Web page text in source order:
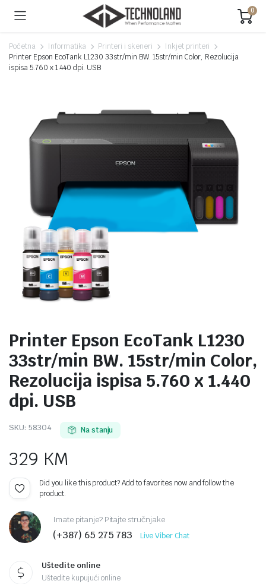
0
Početna Informatika Printeri i skeneri
Inkjet printeri
Printer Epson EcoTank L1230 33str/min BW. 15str/min Color, Rezolucija
ispisa 5.760 x 1.440 dpi. USB
Printer Epson EcoTank L1230
33str/min BW. 15str/min Color,
Rezolucija ispisa 5.760 x 1.440
dpi. USB
SKU: 58304 Na stanju
329 KM
Did you like this product? Add to favorites now and follow the
product.
Imate pitanje? Pitajte stručnjake
(+387) 65 275 783 Live Viber Chat
Uštedite online
Uštedite kupujući online